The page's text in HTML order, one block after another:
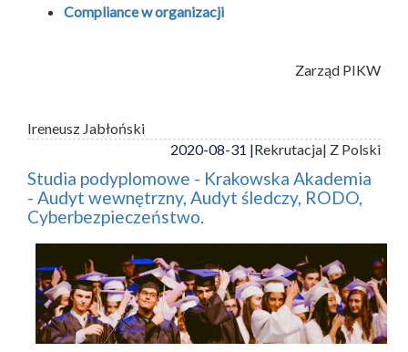
Compliance w organizacji
Zarząd PIKW
Ireneusz Jabłoński
2020-08-31 |Rekrutacja| Z Polski
Studia podyplomowe - Krakowska Akademia
- Audyt wewnętrzny, Audyt śledczy, RODO,
Cyberbezpieczeństwo.